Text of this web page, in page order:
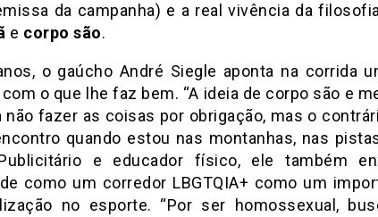
da campanha) e a real vivência da
e corpo são.
o gaúcho André Siegle aponta na corrida
o que lhe faz bem. “A ideia de corpo são e
não fazer as coisas por obrigação, mas o
quando estou nas montanhas, nas
e educador físico, ele também
como um corredor LBGTQIA+ como um
no esporte. “Por ser homossexual,